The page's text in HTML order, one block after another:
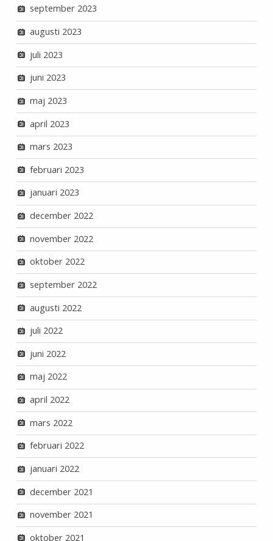
september 2023
augusti 2023
juli 2023
juni 2023
maj 2023
april 2023
mars 2023
februari 2023
januari 2023
december 2022
november 2022
oktober 2022
september 2022
augusti 2022
juli 2022
juni 2022
maj 2022
april 2022
mars 2022
februari 2022
januari 2022
december 2021
november 2021
oktober 2021